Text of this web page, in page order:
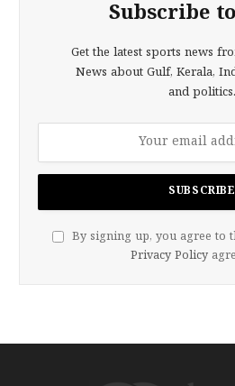
Subscribe
Get the latest sports news
News about Gulf, Kerala,
and politics.
By signing up, you agree to
Privacy Policy